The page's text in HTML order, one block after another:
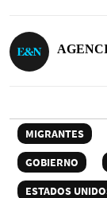
MIGRANTES
GOBIERNO
ESTADOS